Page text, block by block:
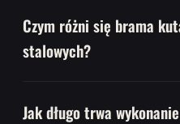
Czym różni się brama
stalowych?
Jak długo trwa